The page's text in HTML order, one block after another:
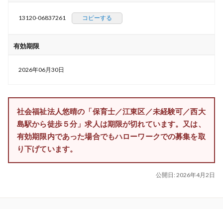
13120-06837261 コピーする
有効期限
2026年06月30日
社会福祉法人悠晴の「保育士／江東区／未経験可／西大
島駅から徒歩５分」求人は期限が切れています。又は、
有効期限内であった場合でもハローワークでの募集を取
り下げています。
公開日: 2026年4月2日